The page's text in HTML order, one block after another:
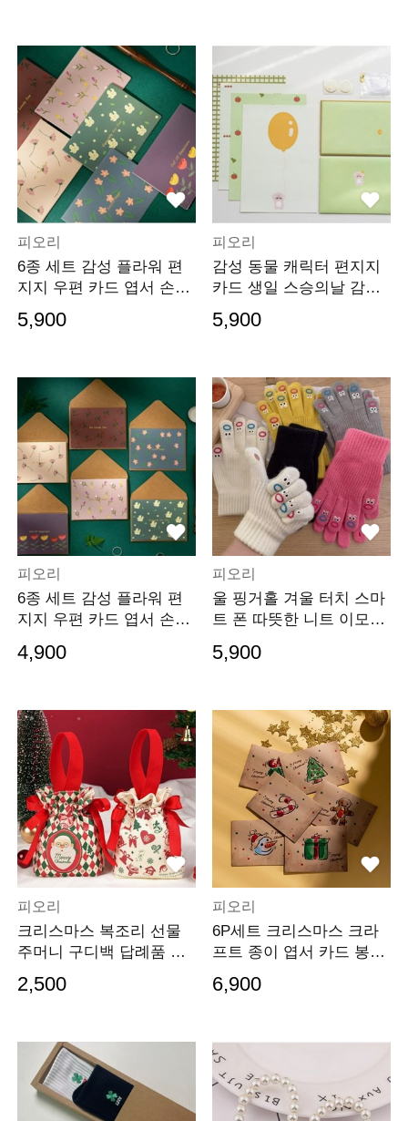
피오리
6종 세트 감성 플라워 편
지지 우편 카드 엽서 손편
5,900
피오리
감성 동물 캐릭터 편지지
카드 생일 스승의날 감사
5,900
피오리
6종 세트 감성 플라워 편
지지 우편 카드 엽서 손편
4,900
피오리
울 핑거홀 겨울 터치 스마
트 폰 따뜻한 니트 이모티
5,900
피오리
크리스마스 복조리 선물
주머니 구디백 답례품 포
2,500
피오리
6P세트 크리스마스 크라
프트 종이 엽서 카드 봉투
6,900